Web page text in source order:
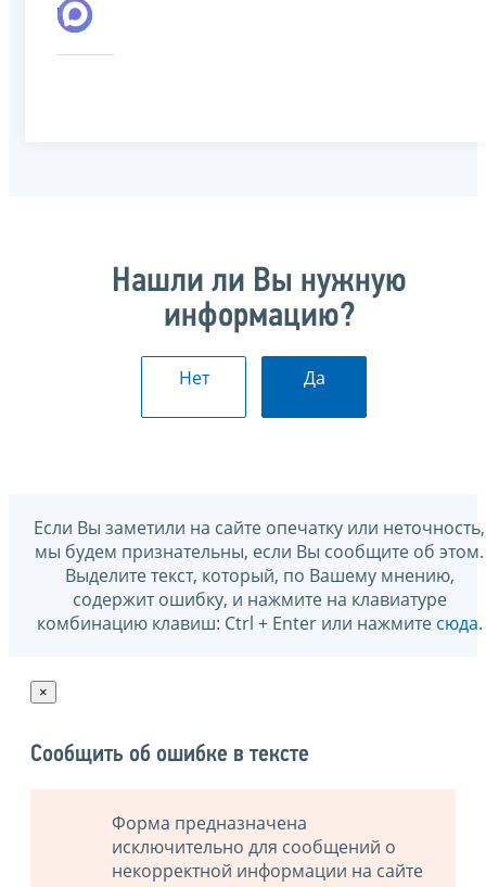
Нашли ли Вы нужную
информацию?
Нет Да
Если Вы заметили на сайте опечатку или неточность,
мы будем признательны, если Вы сообщите об этом.
Выделите текст, который, по Вашему мнению,
содержит ошибку, и нажмите на клавиатуре
комбинацию клавиш: Ctrl + Enter или нажмите сюда.
×
Сообщить об ошибке в тексте
Форма предназначена
исключительно для сообщений о
некорректной информации на сайте